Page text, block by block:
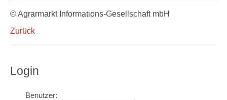
© Agrarmarkt Informations-Gesellschaft mbH
Zurück
Login
Benutzer: